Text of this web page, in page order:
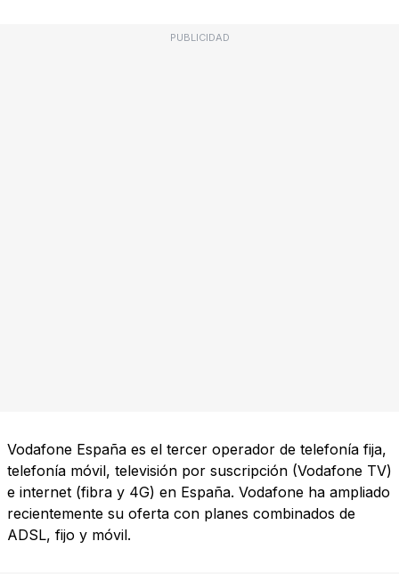
PUBLICIDAD
Vodafone España es el tercer operador de telefonía fija,
telefonía móvil, televisión por suscripción (Vodafone TV)
e internet (fibra y 4G) en España. Vodafone ha ampliado
recientemente su oferta con planes combinados de
ADSL, fijo y móvil.